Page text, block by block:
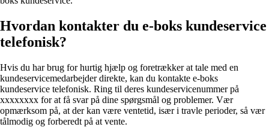
Hvordan kontakter du e-boks kundeservice
telefonisk?
Hvis du har brug for hurtig hjælp og foretrækker at tale med en
kundeservicemedarbejder direkte, kan du kontakte e-boks
kundeservice telefonisk. Ring til deres kundeservicenummer på
xxxxxxxx for at få svar på dine spørgsmål og problemer. Vær
opmærksom på, at der kan være ventetid, især i travle perioder, så vær
tålmodig og forberedt på at vente.